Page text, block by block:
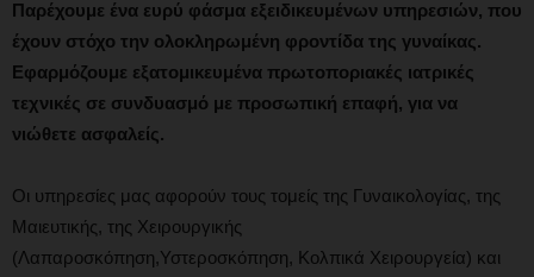
Παρέχουμε ένα ευρύ φάσμα εξειδικευμένων υπηρεσιών, που
έχουν στόχο την ολοκληρωμένη φροντίδα της γυναίκας.
Εφαρμόζουμε εξατομικευμένα πρωτοποριακές ιατρικές
τεχνικές σε συνδυασμό με προσωπική επαφή, για να
νιώθετε ασφαλείς.
Οι υπηρεσίες μας αφορούν τους τομείς της Γυναικολογίας, της
Μαιευτικής, της Χειρουργικής
(Λαπαροσκόπηση,Υστεροσκόπηση, Κολπικά Χειρουργεία) και